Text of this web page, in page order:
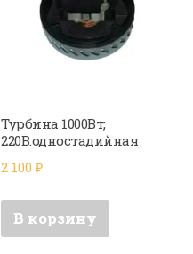
Турбина 1000Вт;
220В.одностадийная
2 100₽
В корзину